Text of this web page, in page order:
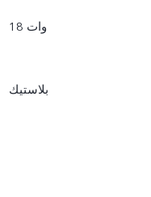
18 وات
بلاستيك